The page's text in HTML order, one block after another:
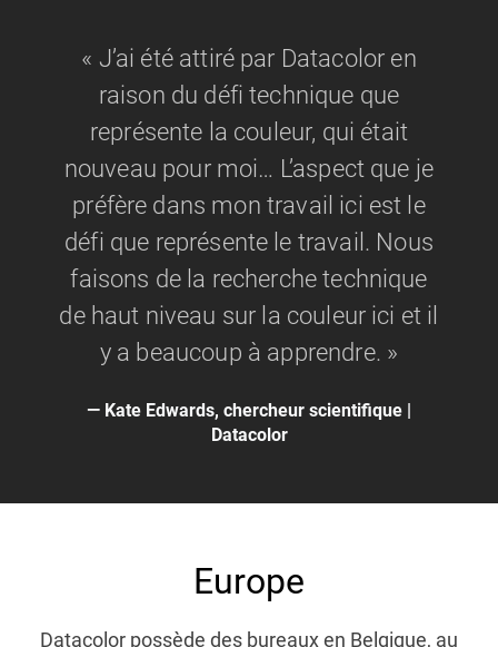
« J’ai été attiré par Datacolor en
raison du défi technique que
représente la couleur, qui était
nouveau pour moi… L’aspect que je
préfère dans mon travail ici est le
défi que représente le travail. Nous
faisons de la recherche technique
de haut niveau sur la couleur ici et il
y a beaucoup à apprendre. »
Kate Edwards, chercheur scientifique |
Datacolor
Europe
Datacolor possède des bureaux en Belgique, au